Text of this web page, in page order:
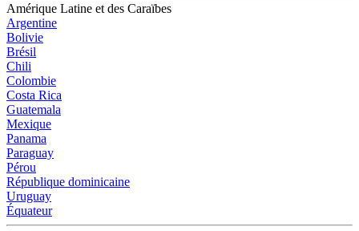
Amérique Latine et des Caraïbes
Argentine
Bolivie
Brésil
Chili
Colombie
Costa Rica
Guatemala
Mexique
Panama
Paraguay
Pérou
République dominicaine
Uruguay
Équateur